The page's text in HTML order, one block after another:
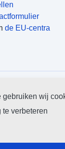
de EU-centra
organen
gebruiken wij
verbeteren